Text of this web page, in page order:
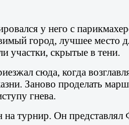
у него с
город, лучшее место
участки, скрытые в тени.
сюда, когда
Заново проделать
гнева.
на турнир. Он